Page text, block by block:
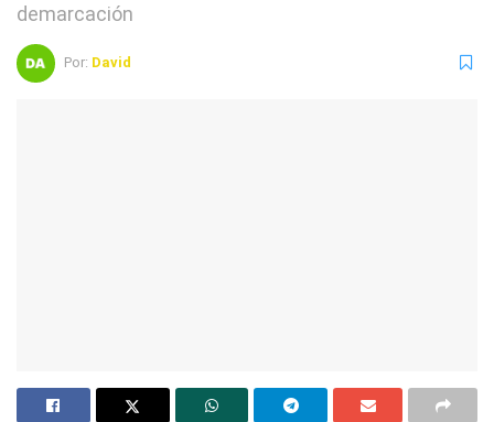
demarcación
Por: David